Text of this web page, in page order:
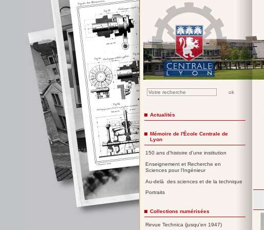
Actualités
Mémoire de l'École Centrale de
Lyon
150 ans d'histoire d'une institution
Enseignement et Recherche en
Sciences pour l'Ingénieur
Au-delà des sciences et de la technique
Portraits
Collections numérisées
Revue Technica (jusqu'en 1947)